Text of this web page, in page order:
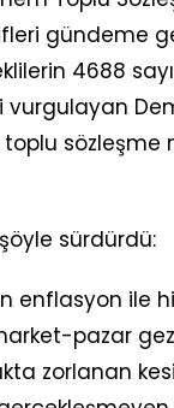
gündeme
4688
toplu
sürdürdü:
enflasyon ile
pazar
zorlanan